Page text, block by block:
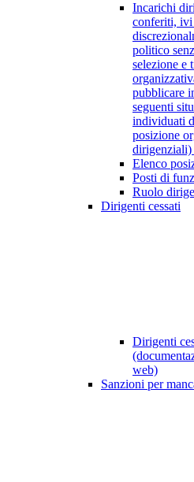
Incarichi
conferiti,
politico
selezione e
pubblicare
seguenti
individuati
posizione
dirigenziali)
Elenco
Posti di
Ruolo
Dirigenti cessati
Dirigenti
web)
Sanzioni per